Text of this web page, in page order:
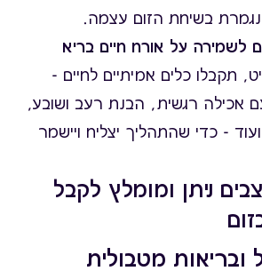
בשיחת הזום עצמה.
לשמירה על אורח חיים בריא
תקבלו כלים אמיתיים לחיים -
אכילה רגשית, הבנת רעב ושובע,
- כדי שהתהליך יצליח ויישמר
ניתן ומומלץ לקבל
ובריאות מטבולית